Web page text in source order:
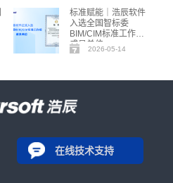
标准赋能｜浩辰软件
入选全国智标委
BIM/CIM标准工作组
成员单位2026-05-14
在线技术支持